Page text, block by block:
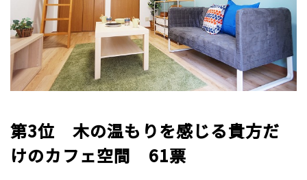
第3位 木の温もりを感じる貴方だ
けのカフェ空間 61票